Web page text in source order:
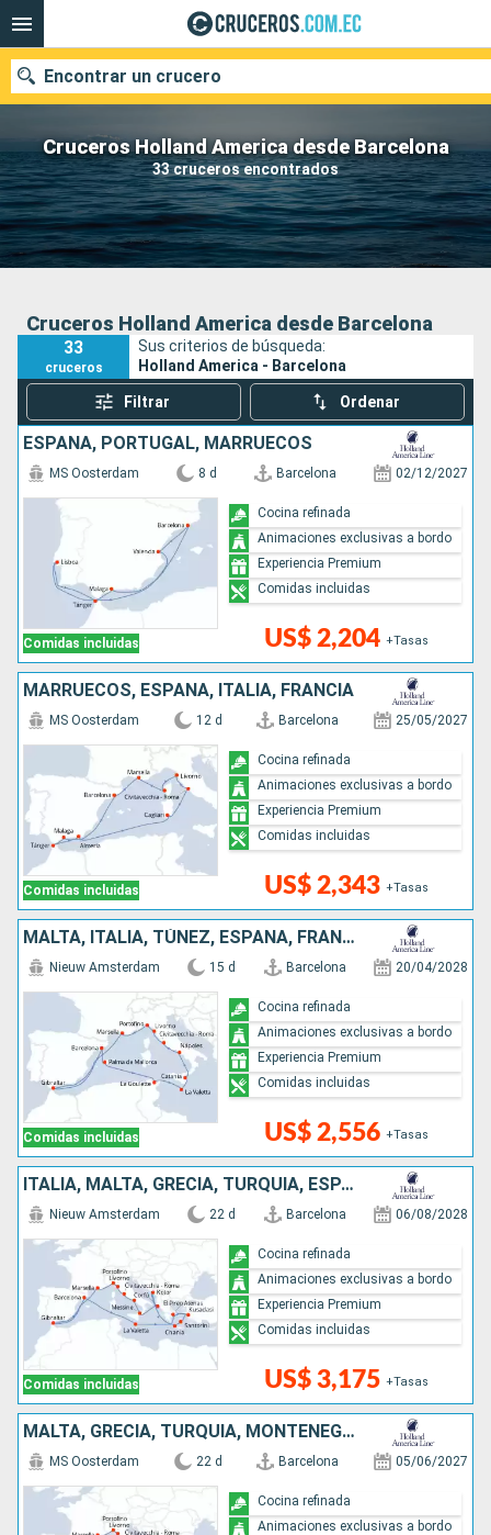
Cruceros Holland America desde Barcelona
33 cruceros encontrados
Encontrar un crucero
Nuestros destinos
Fecha de salida
Buscar
Cruceros Holland America desde Barcelona
33
cruceros
Sus criterios de búsqueda:
Holland America - Barcelona
Filtrar Ordenar
ESPAÑA, PORTUGAL, MARRUECOS
Comidas incluidas
MS Oosterdam 8 d Barcelona 02/12/2027
US$ 2,204 +Tasas
Cocina refinada
Animaciones exclusivas a bordo
Experiencia Premium
Comidas incluidas
MARRUECOS, ESPAÑA, ITALIA, FRANCIA
Comidas incluidas
MS Oosterdam 12 d Barcelona 25/05/2027
US$ 2,343 +Tasas
Cocina refinada
Animaciones exclusivas a bordo
Experiencia Premium
Comidas incluidas
MALTA, ITALIA, TÚNEZ, ESPAÑA, FRANCIA
Comidas incluidas
Nieuw Amsterdam 15 d Barcelona 20/04/2028
US$ 2,556 +Tasas
Cocina refinada
Animaciones exclusivas a bordo
Experiencia Premium
Comidas incluidas
ITALIA, MALTA, GRECIA, TURQUÍA, ESPAÑA, FRANCIA, MONTENEGRO
Comidas incluidas
Nieuw Amsterdam 22 d Barcelona 06/08/2028
US$ 3,175 +Tasas
Cocina refinada
Animaciones exclusivas a bordo
Experiencia Premium
Comidas incluidas
MALTA, GRECIA, TURQUÍA, MONTENEGRO, ITALIA, FRANCIA, ESPAÑA
MS Oosterdam 22 d Barcelona 05/06/2027
Cocina refinada
Animaciones exclusivas a bordo